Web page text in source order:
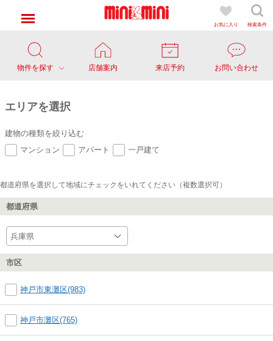
お気に入り 検索条件
物件を探す 店舗案内 来店予約 お問い合わせ
エリアを選択
建物の種類を絞り込む
マンション
アパート 一戸建て
都道府県を選択して地域にチェックをいれてください（複数選択可）
都道府県
市区
神戸市東灘区(983)
神戸市灘区(765)